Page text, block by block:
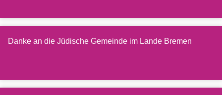
Danke an die Jüdische Gemeinde im Lande Bremen